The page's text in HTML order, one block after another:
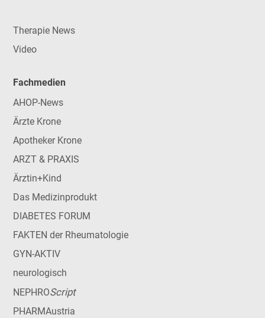
Therapie News
Video
Fachmedien
AHOP-News
Ärzte Krone
Apotheker Krone
ARZT & PRAXIS
Ärztin+Kind
Das Medizinprodukt
DIABETES FORUM
FAKTEN der Rheumatologie
GYN-AKTIV
neurologisch
NEPHROScript
PHARMAustria